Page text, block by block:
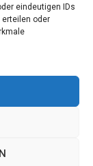
eindeutigen IDs
erteilen oder